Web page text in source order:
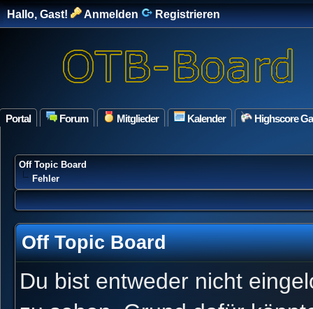
Hallo, Gast! Anmelden Registrieren
Portal Forum Mitglieder Kalender Highscore
Off Topic Board
Fehler
Off Topic Board
Du bist entweder nicht